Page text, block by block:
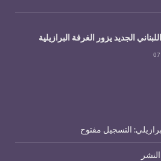
التسجيل مفتوح
الجديد يزور الغرفة البرازيلية